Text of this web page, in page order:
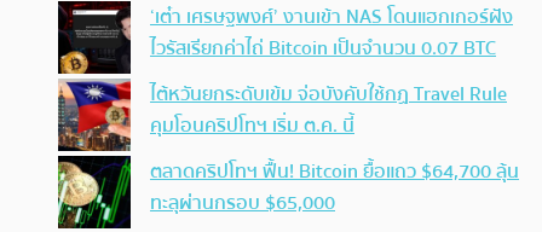
‘เต๋า เศรษฐพงศ์’ งานเข้า NAS โดนแฮกเกอร์ฝัง
ไวรัสเรียกค่าไถ่ Bitcoin เป็นจำนวน 0.07 BTC
ไต้หวันยกระดับเข้ม จ่อบังคับใช้กฏ Travel Rule
คุมโอนคริปโทฯ เริ่ม ต.ค. นี้
ตลาดคริปโทฯ ฟื้น! Bitcoin ยื้อแถว $64,700 ลุ้น
ทะลุผ่านกรอบ $65,000